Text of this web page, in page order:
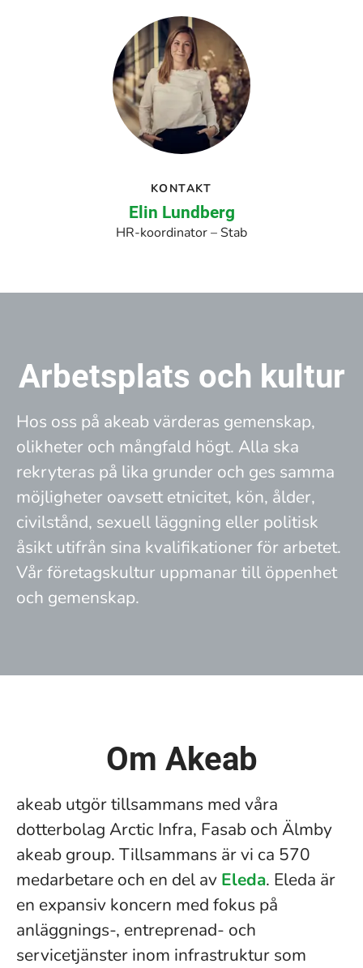
KONTAKT
Elin Lundberg
HR-koordinator – Stab
Arbetsplats och kultur
Hos oss på akeab värderas gemenskap,
olikheter och mångfald högt. Alla ska
rekryteras på lika grunder och ges samma
möjligheter oavsett etnicitet, kön, ålder,
civilstånd, sexuell läggning eller politisk
åsikt utifrån sina kvalifikationer för arbetet.
Vår företagskultur uppmanar till öppenhet
och gemenskap.
Om Akeab
akeab utgör tillsammans med våra
dotterbolag Arctic Infra, Fasab och Älmby
akeab group. Tillsammans är vi ca 570
medarbetare och en del av Eleda. Eleda är
en expansiv koncern med fokus på
anläggnings-, entreprenad- och
servicetjänster inom infrastruktur som